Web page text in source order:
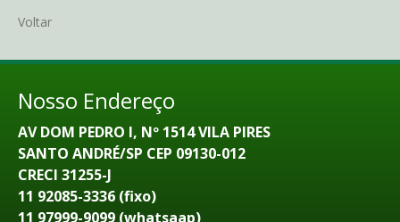
Voltar
Nosso Endereço
AV DOM PEDRO I, Nº 1514 VILA PIRES
SANTO ANDRÉ/SP CEP 09130-012
CRECI 31255-J
11 92085-3336 (fixo)
11 97999-9099 (whatsaap)